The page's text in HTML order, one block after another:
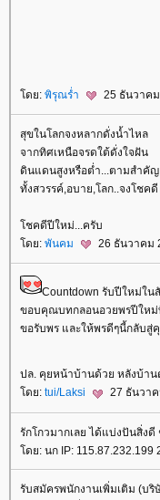
ดย: พิรุณร่ำ 25 ธันวาคม
สุขในโลกจงหลากดั่งน้ำไหล
จากทิศเหนือจรดใต้ดั่งใจฝัน
ดินแดนสูงหรือต่ำ...ตามสำคัญ
ทั้งสวรรค์,อบาย,โลก..จงโชคดี
ชคดีปีใหม่...ครับ
ดย: พันคม 26 ธันวาคม
Countdown รับปีใหม่ใ
ขอบคุณบทกลอนอวยพรปีใหม่ที่
ขอรับพร และให้พรดีๆนี้กลับสู่
ปล. คุยหน้าบ้านด้วย หลังบ้า
ดย: tui/Laksi 27 ธันวา
รักโกวมากเลย ได้แบ่งปันสิ่ง
ดย: นก IP: 115.87.232.199
รับสมัครพนักงานเพิ่มเติม (บ